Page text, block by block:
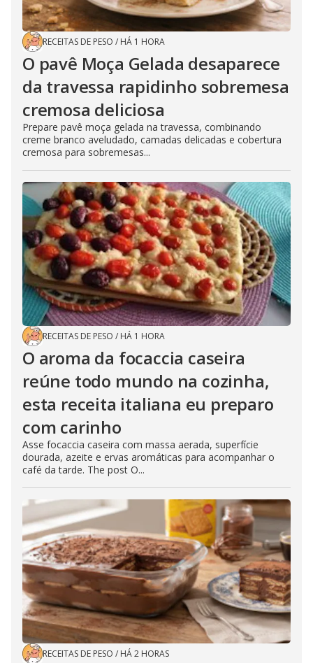
RECEITAS DE PESO / HÁ 1 HORA
O pavê Moça Gelada desaparece
da travessa rapidinho sobremesa
cremosa deliciosa
Prepare pavê moça gelada na travessa, combinando
creme branco aveludado, camadas delicadas e cobertura
cremosa para sobremesas...
RECEITAS DE PESO / HÁ 1 HORA
O aroma da focaccia caseira
reúne todo mundo na cozinha,
esta receita italiana eu preparo
com carinho
Asse focaccia caseira com massa aerada, superfície
dourada, azeite e ervas aromáticas para acompanhar o
café da tarde. The post O...
RECEITAS DE PESO / HÁ 2 HORAS